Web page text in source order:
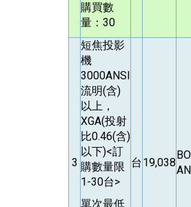
購買數
量：30
3
短焦投影
機
3000ANSI
流明(含)
以上，
XGA(投射
比0.46(含)
以下)<訂
購數量限
1-30台>
單次最低
台 19,038